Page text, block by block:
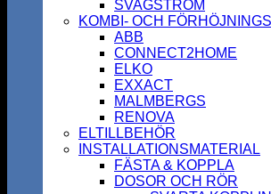
SVAGSTRÖM
KOMBI- OCH
ABB
CONNECT2HOME
ELKO
EXXACT
MALMBERGS
RENOVA
ELTILLBEHÖR
INSTALLATIONSMATERIAL
FÄSTA & KOPPLA
DOSOR OCH RÖR